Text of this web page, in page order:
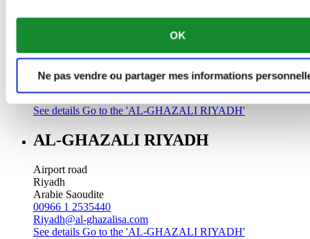
OK
Ne pas vendre ou partager mes informations
AL-GHAZALI RIYADH
Riyadh
Arabie Saoudite
See details Go to the 'AL-GHAZALI RIYADH'
AL-GHAZALI RIYADH
Airport road
Riyadh
Arabie Saoudite
00966 1 2535440
Riyadh@al-ghazalisa.com
See details Go to the 'AL-GHAZALI RIYADH'